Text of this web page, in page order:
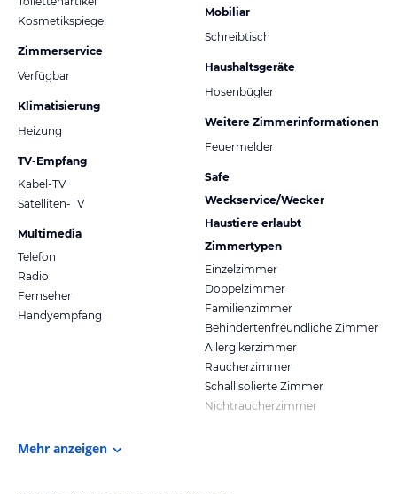
Kosmetikspiegel
Zimmerservice
Verfügbar
Klimatisierung
Heizung
TV-Empfang
Kabel-TV
Satelliten-TV
Multimedia
Telefon
Radio
Fernseher
Handyempfang
Mobiliar
Schreibtisch
Haushaltsgeräte
Hosenbügler
Weitere Zimmerinformationen
Feuermelder
Safe
Weckservice/Wecker
Haustiere erlaubt
Zimmertypen
Einzelzimmer
Doppelzimmer
Familienzimmer
Behindertenfreundliche Zimmer
Allergikerzimmer
Raucherzimmer
Schallisolierte Zimmer
Nichtraucherzimmer
Mehr anzeigen